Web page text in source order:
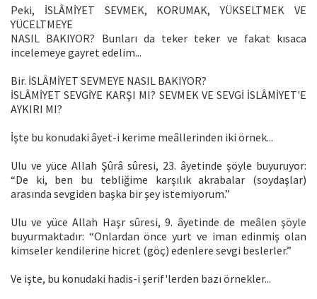
Peki, İSLÂMİYET SEVMEK, KORUMAK, YÜKSELTMEK VE
YÜCELTMEYE
NASIL BAKIYOR? Bunları da teker teker ve fakat kısaca
incelemeye gayret edelim...
Bir. İSLÂMİYET SEVMEYE NASIL BAKIYOR?
İSLÂMİYET SEVGİYE KARŞI MI? SEVMEK VE SEVGİ İSLÂMİYET'E
AYKIRI MI?
İşte bu konudaki âyet-i kerime meâllerinden iki örnek...
Ulu ve yüce Allah Şûrâ sûresi, 23. âyetinde şöyle buyuruyor:
“De ki, ben bu tebliğime karşılık akrabalar (soydaşlar)
arasında sevgiden başka bir şey istemiyorum.”
Ulu ve yüce Allah Haşr sûresi, 9. âyetinde de meâlen şöyle
buyurmaktadır: “Onlardan önce yurt ve iman edinmiş olan
kimseler kendilerine hicret (göç) edenlere sevgi beslerler.”
Ve işte, bu konudaki hadis-i şerif'lerden bazı örnekler...